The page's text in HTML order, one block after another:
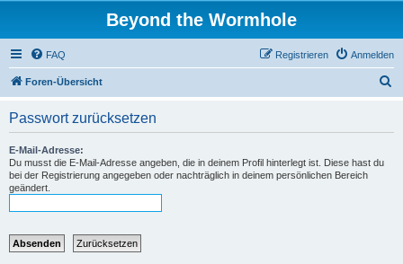
Beyond the Wormhole
FAQ Anmelden
Registrieren
Foren-Übersicht
Passwort zurücksetzen
E-Mail-Adresse:
Du musst die E-Mail-Adresse angeben, die in deinem Profil hinterlegt ist. Diese hast du
bei der Registrierung angegeben oder nachträglich in deinem persönlichen Bereich
geändert.